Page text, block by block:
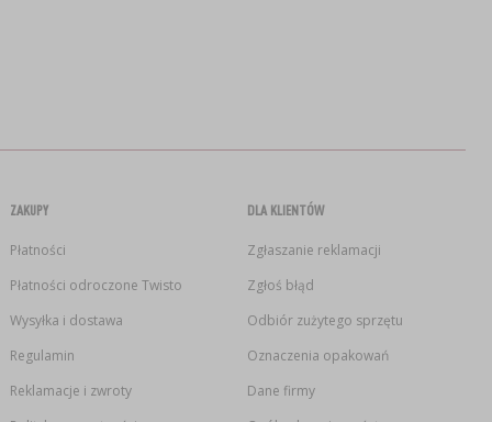
ZAKUPY
Płatności
Płatności odroczone Twisto
Wysyłka i dostawa
Regulamin
Reklamacje i zwroty
DLA KLIENTÓW
Zgłaszanie reklamacji
Zgłoś błąd
Odbiór zużytego sprzętu
Oznaczenia opakowań
Dane firmy